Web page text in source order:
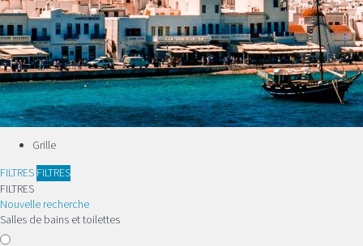
Grille
FILTRES FILTRES
FILTRES
Nouvelle recherche
Salles de bains et toilettes